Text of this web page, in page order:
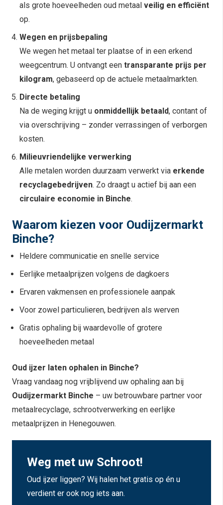
als grote hoeveelheden oud metaal veilig en efficiënt
op.
Wegen en prijsbepaling
We wegen het metaal ter plaatse of in een erkend
weegcentrum. U ontvangt een transparante prijs per
kilogram, gebaseerd op de actuele metaalmarkten.
Directe betaling
Na de weging krijgt u onmiddellijk betaald, contant of
via overschrijving – zonder verrassingen of verborgen
kosten.
Milieuvriendelijke verwerking
Alle metalen worden duurzaam verwerkt via erkende
recyclagebedrijven. Zo draagt u actief bij aan een
circulaire economie in Binche.
Waarom kiezen voor Oudijzermarkt
Binche?
Heldere communicatie en snelle service
Eerlijke metaalprijzen volgens de dagkoers
Ervaren vakmensen en professionele aanpak
Voor zowel particulieren, bedrijven als werven
Gratis ophaling bij waardevolle of grotere
hoeveelheden metaal
Oud ijzer laten ophalen in Binche?
Vraag vandaag nog vrijblijvend uw ophaling aan bij
Oudijzermarkt Binche – uw betrouwbare partner voor
metaalrecyclage, schrootverwerking en eerlijke
metaalprijzen in Henegouwen.
Weg met uw Schroot!
Oud ijzer liggen? Wij halen het gratis op én u
verdient er ook nog iets aan.